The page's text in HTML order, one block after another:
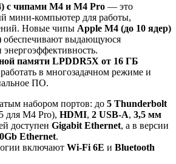
с чипами M4 и M4 Pro — это
мини-компьютер для работы,
Новые чипы Apple M4 (до 10 ядер)
обеспечивают выдающуюся
энергоэффективность.
памяти LPDDR5X от 16 ГБ
в многозадачном режиме и
ПО.
набором портов: до 5 Thunderbolt
для M4 Pro), HDMI, 2 USB-A, 3,5 мм
доступен Gigabit Ethernet, а в версии
Ethernet.
включают Wi‑Fi 6E и Bluetooth